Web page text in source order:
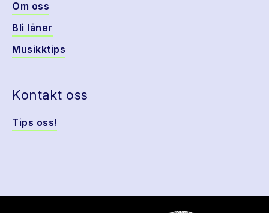
Om oss
Bli låner
Musikktips
Kontakt oss
Tips oss!